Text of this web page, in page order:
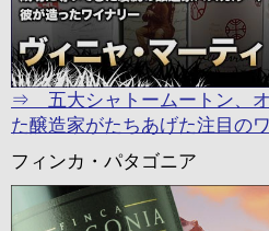
⇒ 五大シャトームートン、オ
た醸造家がたちあげた注目の
フィンカ・パタゴニア